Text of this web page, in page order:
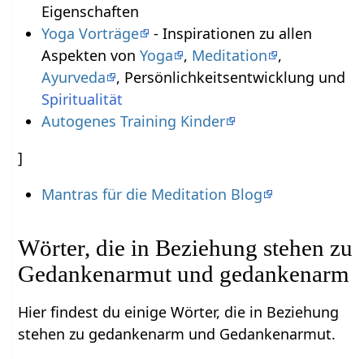
Eigenschaften
Yoga Vorträge
- Inspirationen zu allen
Aspekten von Yoga , Meditation
,
Ayurveda
, Persönlichkeitsentwicklung und
Spiritualität
Autogenes Training Kinder
]
Mantras für die Meditation Blog
Wörter, die in Beziehung stehen zu
Gedankenarmut und gedankenarm
Hier findest du einige Wörter, die in Beziehung
stehen zu gedankenarm und Gedankenarmut.